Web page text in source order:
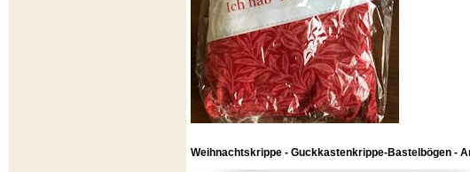
Weihnachtskrippe - Guckkastenkrippe-Bastelbögen -